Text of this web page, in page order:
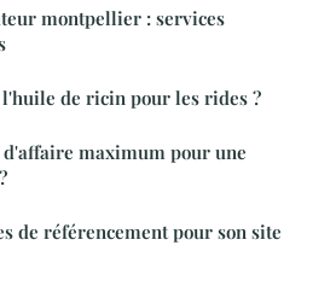
montpellier : services
de ricin pour les rides ?
maximum pour une
de référencement pour son site